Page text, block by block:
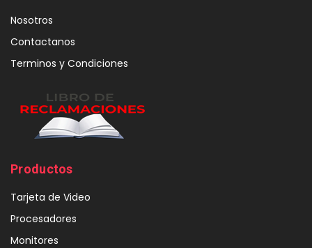
Nosotros
Contactanos
Terminos y Condiciones
Productos
Tarjeta de Video
Procesadores
Monitores